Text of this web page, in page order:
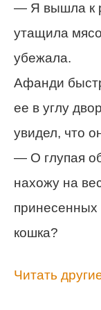
— Я вышла к
утащила
убежала.
Афанди
ее в углу
увидел, что
— О глупая
нахожу на
кошка?
Читать